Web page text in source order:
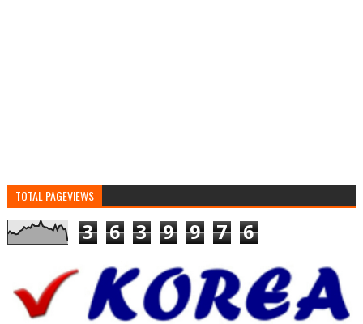
TOTAL PAGEVIEWS
3 6 3 9 9 7 6